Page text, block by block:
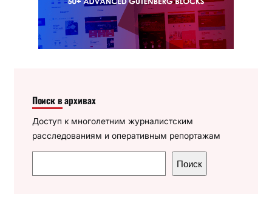
Поиск в архивах
Доступ к многолетним журналистским
расследованиям и оперативным репортажам
о
Поиск